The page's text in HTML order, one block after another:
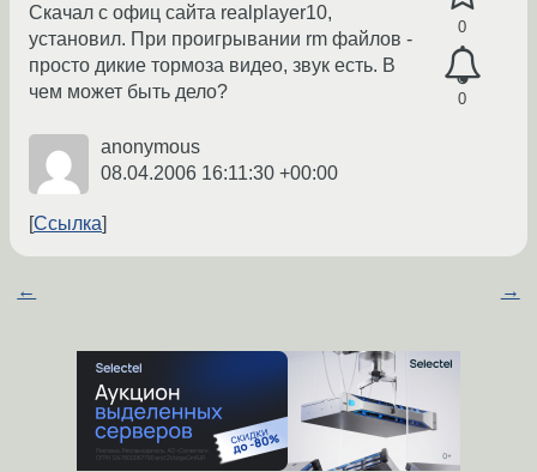
0
0
Скачал с офиц сайта realplayer10,
установил. При проигрывании rm файлов -
просто дикие тормоза видео, звук есть. В
чем может быть дело?
anonymous
08.04.2006 16:11:30 +00:00
Ссылка
← →